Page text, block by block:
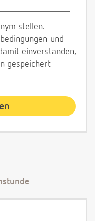
stellen.
und
einverstanden,
gespeichert